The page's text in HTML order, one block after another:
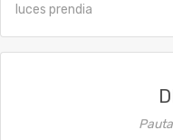
luces prendia